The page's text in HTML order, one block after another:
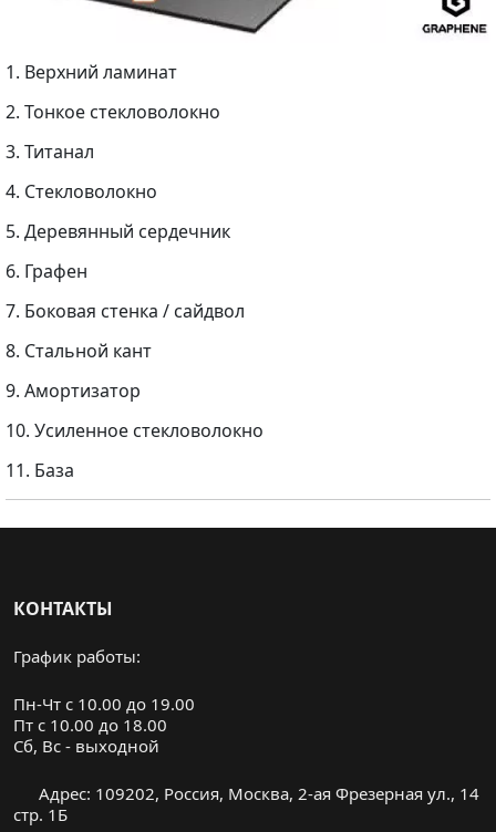
1. Верхний ламинат
2. Тонкое стекловолокно
3. Титанал
4. Cтекловолокно
5. Деревянный сердечник
6. Графен
7. Боковая стенка / сайдвол
8. Стальной кант
9. Амортизатор
10. Усиленное стекловолокно
11. База
КОНТАКТЫ
График работы:
Пн-Чт с 10.00 до 19.00
Пт с 10.00 до 18.00
Cб, Вс - выходной
Адрес: 109202, Россия, Москва, 2-ая Фрезерная ул., 14
стр. 1Б